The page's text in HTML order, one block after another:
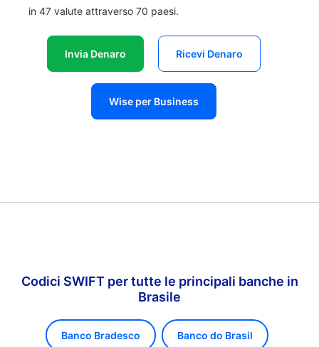
in 47 valute attraverso 70 paesi.
Invia Denaro Ricevi Denaro
Wise per Business
Codici SWIFT per tutte le principali banche in
Brasile
Banco Bradesco Banco do Brasil